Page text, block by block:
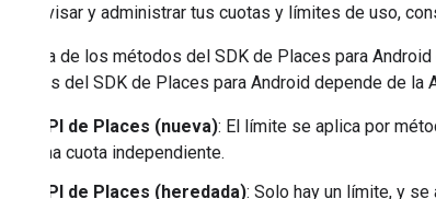
Para revisar y administrar tus cuotas y límites de uso,
La cuota de los métodos del SDK de Places para
métodos del SDK de Places para Android depende de la
API de Places (nueva): El límite se aplica por
una cuota independiente.
API de Places (heredada): Solo hay un límite, y